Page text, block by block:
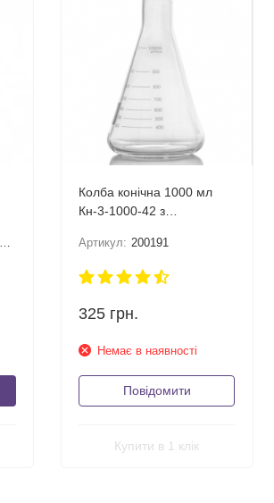
Колба конічна 1000 мл
Кн-3-1000-42 з
Артикул: 200191
325 грн.
Немає в наявності
Повідомити
Купити в 1 клік